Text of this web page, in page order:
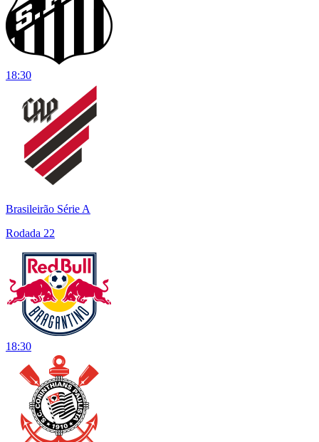
18:30
Brasileirão Série A
Rodada 22
18:30